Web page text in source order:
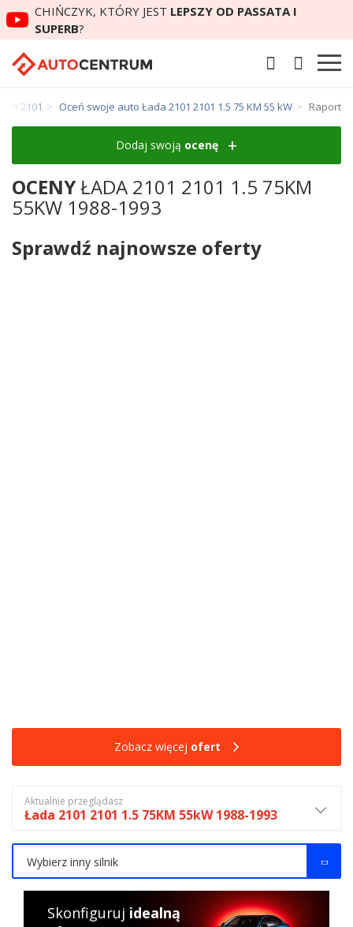
CHIŃCZYK, KTÓRY JEST LEPSZY OD PASSATA I
SUPERB?
2101 Oceń swoje auto Łada 2101 2101 1.5 75 KM 55 kW Raport
Dodaj swoją ocenę
OCENYŁADA 2101 2101 1.5 75KM
55KW 1988-1993
Sprawdź najnowsze oferty
Zobacz więcej ofert
Aktualnie przeglądasz
Łada 2101 2101 1.5 75KM 55kW 1988-1993
Wybierz inny silnik
Skonfiguruj idealną